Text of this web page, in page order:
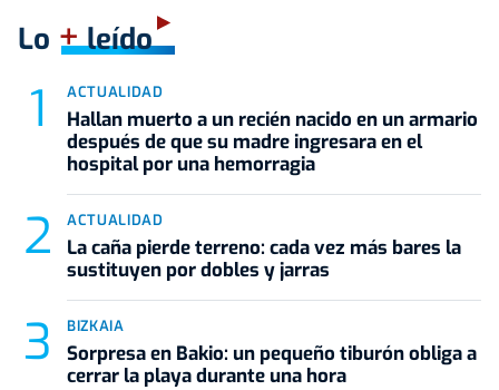
Lo +leído
ACTUALIDAD
Hallan muerto a un recién nacido en un armario
después de que su madre ingresara en el
hospital por una hemorragia
ACTUALIDAD
La caña pierde terreno: cada vez más bares la
sustituyen por dobles y jarras
BIZKAIA
Sorpresa en Bakio: un pequeño tiburón obliga a
cerrar la playa durante una hora